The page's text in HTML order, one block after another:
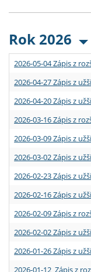
Rok 2026
2026-05-04 Zápis z
2026-04-27 Zápis z
2026-04-20 Zápis z
2026-03-16 Zápis z
2026-03-09 Zápis z
2026-03-02 Zápis z
2026-02-23 Zápis z
2026-02-16 Zápis z
2026-02-09 Zápis z
2026-02-02 Zápis z
2026-01-26 Zápis z
2026-01-12 Zápis z